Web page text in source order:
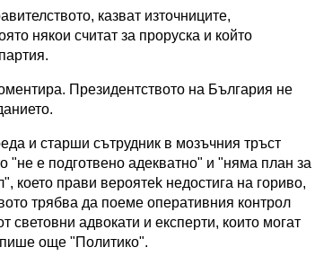
казват източниците,
някои считат за проруска и който
Президентството на България не
и старши сътрудник в мозъчния тръст
"не е подготвено адекватно" и "няма план за
което прави вероятek недостига на гориво,
трябва да поеме оперативния контрол
адвокати и експерти, които могат
пише още "Политико".